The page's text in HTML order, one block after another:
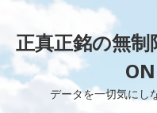
正真正銘の無
データを一切気にし